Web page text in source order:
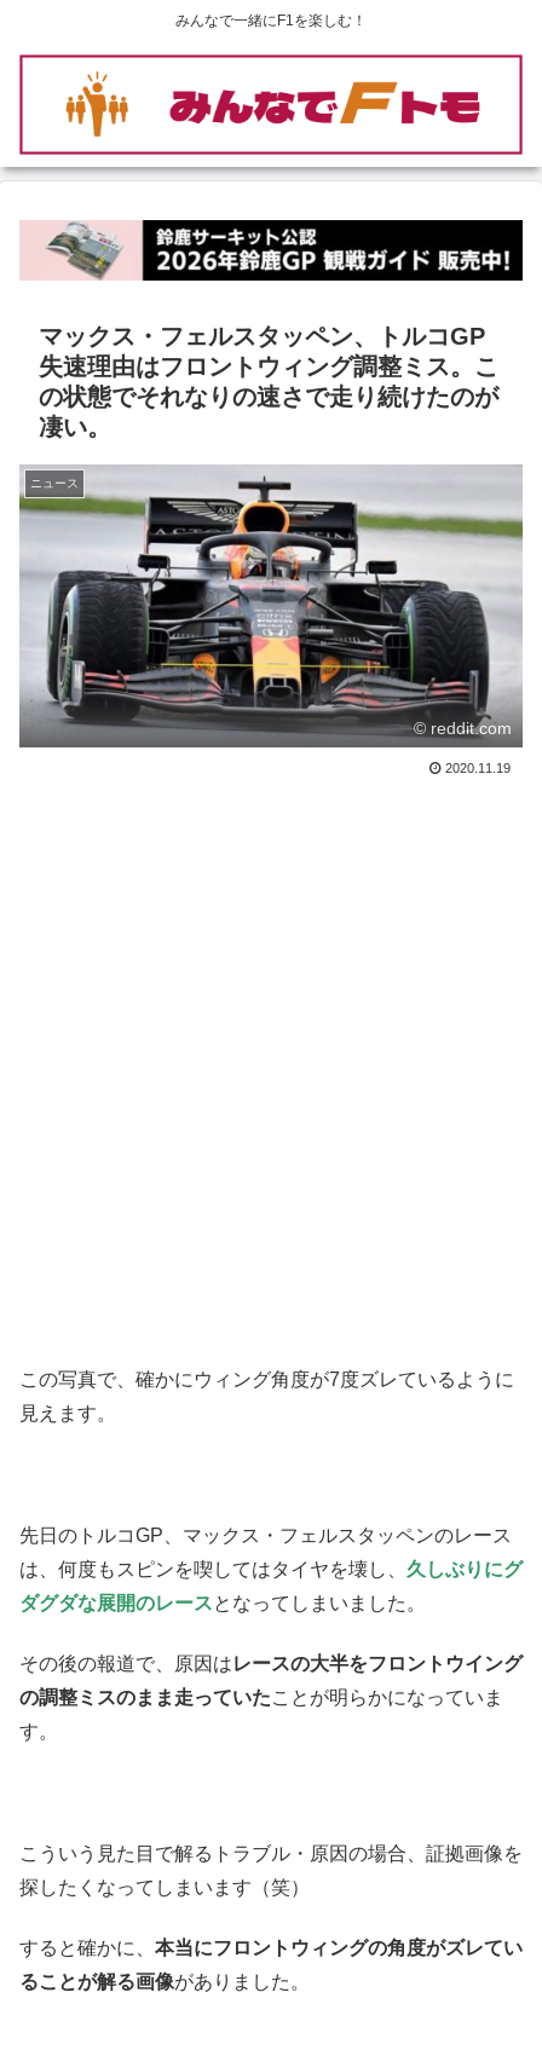
みんなで一緒にF1を楽しむ！
マックス・フェルスタッペン、トルコGP
失速理由はフロントウィング調整ミス。こ
の状態でそれなりの速さで走り続けたのが
凄い。
ニュース
© reddit.com
2020.11.19
この写真で、確かにウィング角度が7度ズレているように
見えます。
先日のトルコGP、マックス・フェルスタッペンのレース
は、何度もスピンを喫してはタイヤを壊し、 久しぶりにグ
ダグダな展開のレースとなってしまいました。
その後の報道で、原因はレースの大半をフロントウイング
の調整ミスのまま走っていたことが明らかになっていま
す。
こういう見た目で解るトラブル・原因の場合、証拠画像を
探したくなってしまいます（笑）
すると確かに、 本当にフロントウィングの角度がズレてい
ることが解る画像がありました。